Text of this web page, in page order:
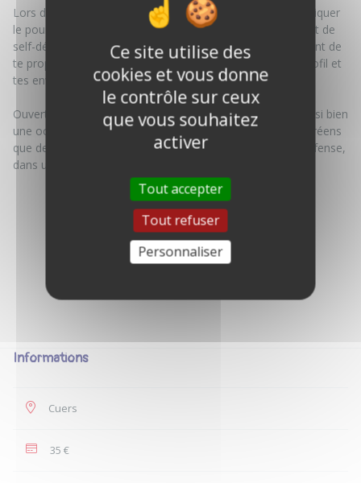
Lors de cette rencontre, je vais prendre le temps de t'expliquer
le pourquoi de ma démarche : comment est né ce concept de
self-défense adapté et ce qu'il apporte concrètement, avant de
te proposer une initiation ou une découverte selon ton profil et
tes envies.
Ouvert aux enfants à partir de 10 ans, ce moment est aussi bien
une occasion de comprendre l'esprit des arts martiaux coréens
que de vivre une première approche pratique de la self-défense,
dans un cadre bienveillant et adapté à chacun.
Informations
Cuers
35 €
Ce site utilise des
cookies et vous donne
le contrôle sur ceux
que vous souhaitez
activer
Tout accepter
Tout refuser
Personnaliser